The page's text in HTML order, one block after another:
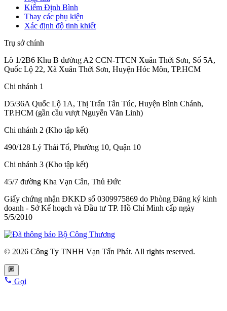
Kiểm Định Bình
Thay các phụ kiện
Xác định độ tinh khiết
Trụ sở chính
Lô 1/2B6 Khu B đường A2 CCN-TTCN Xuân Thới Sơn, Số 5A,
Quốc Lộ 22, Xã Xuân Thới Sơn, Huyện Hóc Môn, TP.HCM
Chi nhánh 1
D5/36A Quốc Lộ 1A, Thị Trấn Tân Túc, Huyện Bình Chánh,
TP.HCM (gần cầu vượt Nguyễn Văn Linh)
Chi nhánh 2 (Kho tập kết)
490/128 Lý Thái Tổ, Phường 10, Quận 10
Chi nhánh 3 (Kho tập kết)
45/7 đường Kha Vạn Cân, Thủ Đức
Giấy chứng nhận ĐKKD số 0309975869 do Phòng Đăng ký kinh
doanh - Sở Kế hoạch và Đầu tư TP. Hồ Chí Minh cấp ngày
5/5/2010
© 2026 Công Ty TNHH Vạn Tấn Phát. All rights reserved.
Gọi